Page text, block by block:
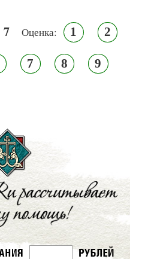
7 Оценка: 1 2
7 8 9